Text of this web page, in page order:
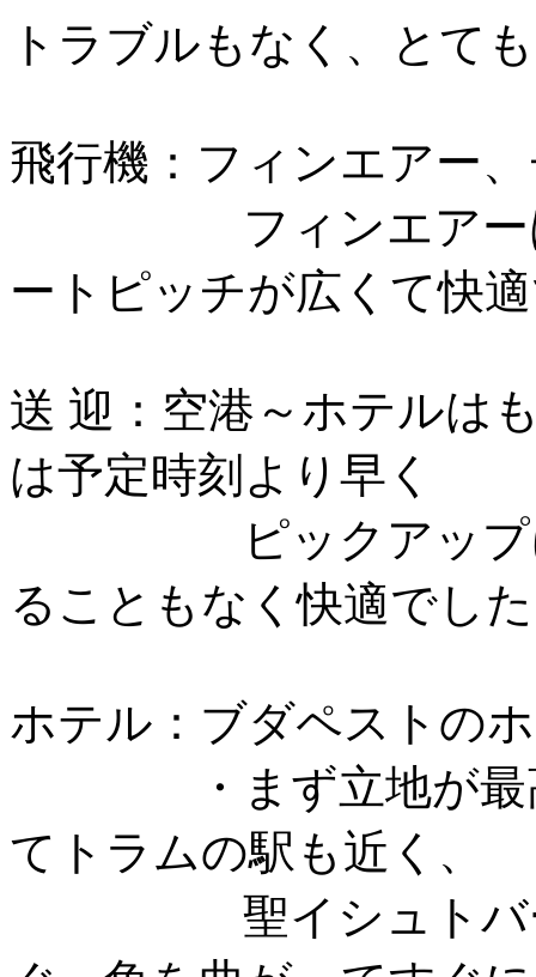
トラブルもなく、とて
飛行機：フィンエアー
フィンエアーはプ
ートピッチが広くて快
送 迎：空港～ホテルは
は予定時刻より早く
ピックアップに来
ることもなく快適でし
ホテル：ブダペストの
・まず立地が最高
てトラムの駅も近く、
聖イシュトバーン